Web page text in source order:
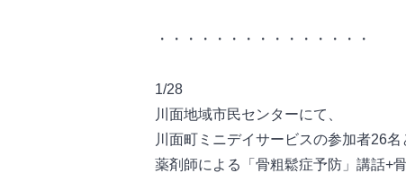
・・・・・・・・・・・・・・・
1/28
川面地域市民センターにて、
川面町ミニデイサービスの参加者26名
薬剤師による「骨粗鬆症予防」講話+